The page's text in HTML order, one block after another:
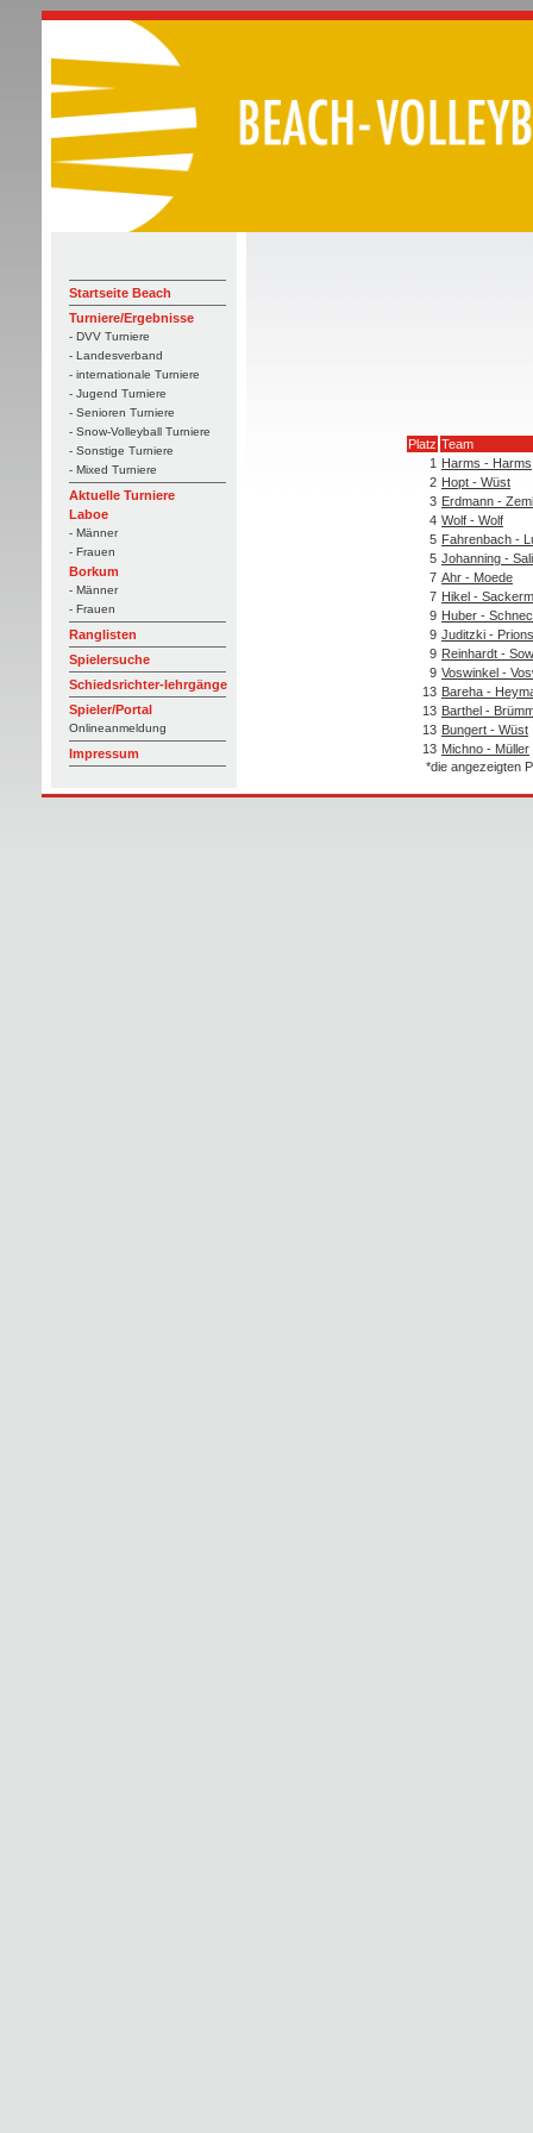
Startseite Beach
Turniere/Ergebnisse
- DVV Turniere
- Landesverband
- internationale Turniere
- Jugend Turniere
- Senioren Turniere
- Snow-Volleyball Turniere
- Sonstige Turniere
- Mixed Turniere
Aktuelle Turniere
Laboe
- Männer
- Frauen
Borkum
- Männer
- Frauen
Ranglisten
Spielersuche
Schiedsrichter-lehrgänge
Spieler/Portal
Onlineanmeldung
Impressum
Platz Team
1 Harms - Harms
2 Hopt - Wüst
3 Erdmann -
4 Wolf - Wolf
5 Fahrenbach -
5 Johanning -
7 Ahr - Moede
7 Hikel -
9 Huber -
9 Juditzki - Prions
9 Reinhardt -
9 Voswinkel -
13 Bareha -
13 Barthel -
13 Bungert - Wüst
13 Michno - Müller
*die angezeigten